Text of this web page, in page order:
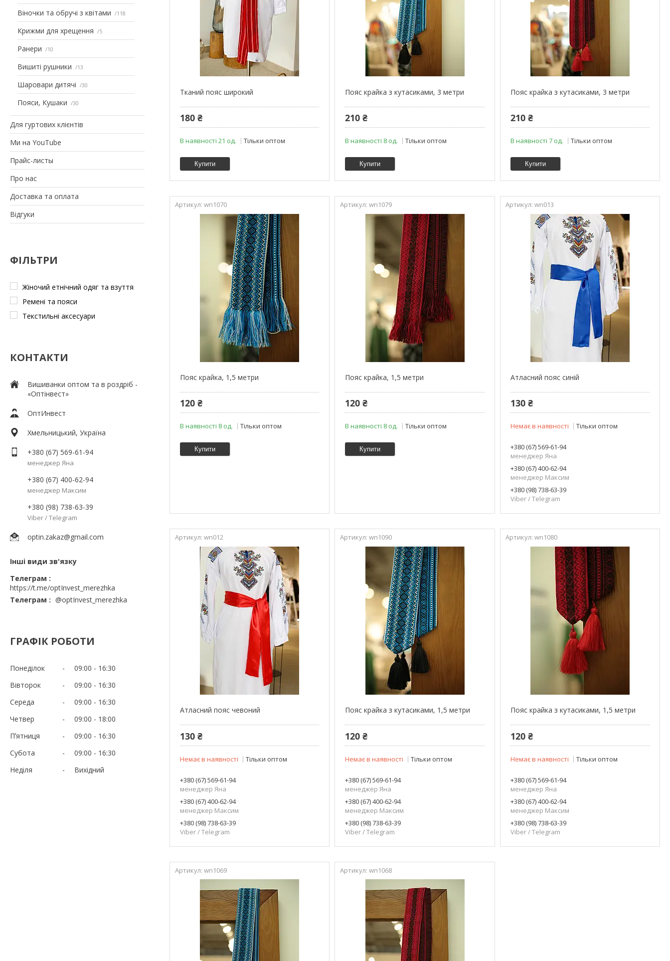
Віночки та обручі з квітами 118
Крижми для хрещення 5
Ранери 10
Вишиті рушники 13
Шаровари дитячі 30
Пояси, Кушаки 30
Для гуртових клієнтів
Ми на YouTube
Прайс-листы
Про нас
Доставка та оплата
Відгуки
ФІЛЬТРИ
Жіночий етнічний одяг та взуття
Ремені та пояси
Текстильні аксесуари
КОНТАКТИ
Вишиванки оптом та в роздріб -
«Оптінвест»
ОптИнвест
Хмельницький, Україна
+380 (67) 569-61-94
менеджер Яна
+380 (67) 400-62-94
менеджер Максим
+380 (98) 738-63-39
Viber / Telegram
optin.zakaz@gmail.com
Інші види зв'язку
Телеграм
https://t.me/optInvest_merezhka
Телеграм
@optInvest_merezhka
ГРАФІК РОБОТИ
Понеділок 09:00
16:30
Вівторок
09:00
16:30
Середа
09:00
16:30
Четвер
09:00
18:00
Пʼятниця
09:00
16:30
Субота
09:00
16:30
Неділя
Вихідний
Тканий пояс широкий
180 ₴
В наявності 21 од. Тільки оптом
Купити
Пояс крайка з кутасиками, 3 метри
210 ₴
В наявності 8 од. Тільки оптом
Купити
Пояс крайка з кутасиками, 3 метри
210 ₴
В наявності 7 од. Тільки оптом
Купити
wn1070
Пояс крайка, 1,5 метри
120 ₴
В наявності 8 од. Тільки оптом
Купити
wn1079
Пояс крайка, 1,5 метри
120 ₴
В наявності 8 од. Тільки оптом
Купити
wn013
Атласний пояс синій
130 ₴
Немає в наявності Тільки оптом
+380 (67) 569-61-94
менеджер Яна
+380 (67) 400-62-94
менеджер Максим
+380 (98) 738-63-39
Viber / Telegram
wn012
Атласний пояс чевоний
130 ₴
Немає в наявності Тільки оптом
+380 (67) 569-61-94
менеджер Яна
+380 (67) 400-62-94
менеджер Максим
+380 (98) 738-63-39
Viber / Telegram
wn1090
Пояс крайка з кутасиками, 1,5 метри
120 ₴
Немає в наявності Тільки оптом
+380 (67) 569-61-94
менеджер Яна
+380 (67) 400-62-94
менеджер Максим
+380 (98) 738-63-39
Viber / Telegram
wn1080
Пояс крайка з кутасиками, 1,5 метри
120 ₴
Немає в наявності Тільки оптом
+380 (67) 569-61-94
менеджер Яна
+380 (67) 400-62-94
менеджер Максим
+380 (98) 738-63-39
Viber / Telegram
wn1069 wn1068